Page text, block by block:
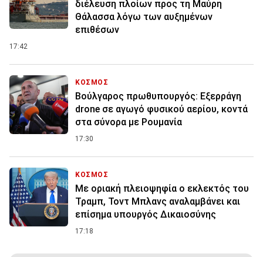
διέλευση πλοίων προς τη Μαύρη
Θάλασσα λόγω των αυξημένων
επιθέσων
17:42
ΚΟΣΜΟΣ
Βούλγαρος πρωθυπουργός: Εξερράγη
drone σε αγωγό φυσικού αερίου, κοντά
στα σύνορα με Ρουμανία
17:30
ΚΟΣΜΟΣ
Με οριακή πλειοψηφία ο εκλεκτός του
Τραμπ, Τοντ Μπλανς αναλαμβάνει και
επίσημα υπουργός Δικαιοσύνης
17:18